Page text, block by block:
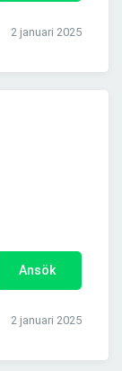
2 januari 2025
Ansök
2 januari 2025